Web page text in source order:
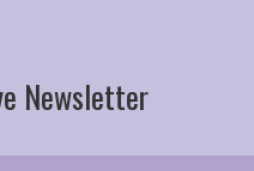
Newsletter